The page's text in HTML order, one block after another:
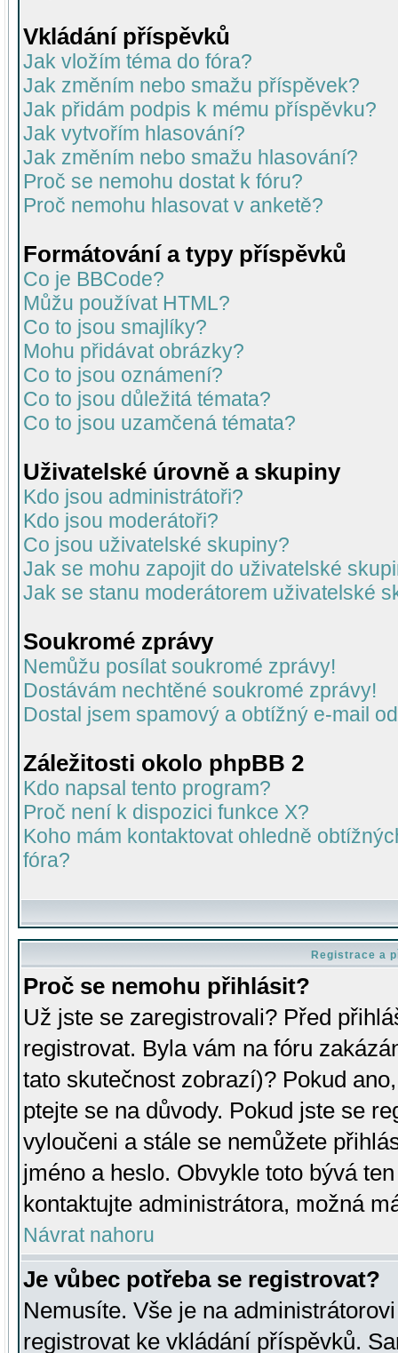
Vkládání příspěvků
Jak vložím téma do fóra?
Jak změním nebo smažu příspěvek?
Jak přidám podpis k mému příspěvku?
Jak vytvořím hlasování?
Jak změním nebo smažu hlasování?
Proč se nemohu dostat k fóru?
Proč nemohu hlasovat v anketě?
Formátování a typy příspěvků
Co je BBCode?
Můžu používat HTML?
Co to jsou smajlíky?
Mohu přidávat obrázky?
Co to jsou oznámení?
Co to jsou důležitá témata?
Co to jsou uzamčená témata?
Uživatelské úrovně a skupiny
Kdo jsou administrátoři?
Kdo jsou moderátoři?
Co jsou uživatelské skupiny?
Jak se mohu zapojit do uživatelské
Jak se stanu moderátorem uživatelské
Soukromé zprávy
Nemůžu posílat soukromé zprávy!
Dostávám nechtěné soukromé zprávy!
Dostal jsem spamový a obtížný e-mail
Záležitosti okolo phpBB 2
Kdo napsal tento program?
Proč není k dispozici funkce X?
Koho mám kontaktovat ohledně
fóra?
Registrace a
Proč se nemohu přihlásit?
Už jste se zaregistrovali? Před
registrovat. Byla vám na fóru
tato skutečnost zobrazí)? Pokud
ptejte se na důvody. Pokud jste se
vyloučeni a stále se nemůžete
jméno a heslo. Obvykle toto bývá
kontaktujte administrátora, možná
Návrat nahoru
Je vůbec potřeba se registrovat?
Nemusíte. Vše je na
registrovat ke vkládání příspěvků.